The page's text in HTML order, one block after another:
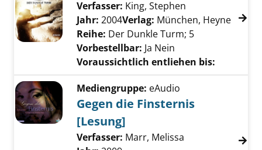
Verfasser: King, Stephen
Jahr: 2004Verlag: München, Heyne
Reihe: Der Dunkle Turm; 5
Vorbestellbar: Ja Nein
Voraussichtlich entliehen bis:
Mediengruppe: eAudio
Gegen die Finsternis
[Lesung]
Verfasser: Marr, Melissa Suche nach